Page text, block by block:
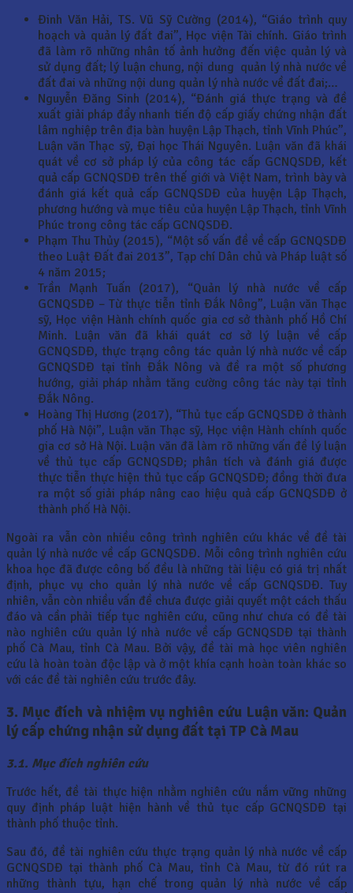
Đinh Văn Hải, TS. Vũ Sỹ Cường (2014), “Giáo trình quy
hoạch và quản lý đất đai”, Học viện Tài chính. Giáo trình
đã làm rõ những nhân tố ảnh hưởng đến việc quản lý và
sử dụng đất; lý luận chung, nội dung quản lý nhà nước về
đất đai và những nội dung quản lý nhà nước về đất đai;…
Nguyễn Đăng Sinh (2014), “Đánh giá thực trạng và đề
xuất giải pháp đẩy nhanh tiến độ cấp giấy chứng nhận đất
lâm nghiệp trên địa bàn huyện Lập Thạch, tỉnh Vĩnh Phúc”,
Luận văn Thạc sỹ, Đại học Thái Nguyên. Luận văn đã khái
quát về cơ sở pháp lý của công tác cấp GCNQSDĐ, kết
quả cấp GCNQSDĐ trên thế giới và Việt Nam, trình bày và
đánh giá kết quả cấp GCNQSDĐ của huyện Lập Thạch,
phương hướng và mục tiêu của huyện Lập Thạch, tỉnh Vĩnh
Phúc trong công tác cấp GCNQSDĐ.
Phạm Thu Thủy (2015), “Một số vấn đề về cấp GCNQSDĐ
theo Luật Đất đai 2013”, Tạp chí Dân chủ và Pháp luật số
4 năm 2015;
Trần Mạnh Tuấn (2017), “Quản lý nhà nước về cấp
GCNQSDĐ – Từ thực tiễn tỉnh Đắk Nông”, Luận văn Thạc
sỹ, Học viện Hành chính quốc gia cơ sở thành phố Hồ Chí
Minh. Luận văn đã khái quát cơ sở lý luận về cấp
GCNQSDĐ, thực trạng công tác quản lý nhà nước về cấp
GCNQSDĐ tại tỉnh Đắk Nông và đề ra một số phương
hướng, giải pháp nhằm tăng cường công tác này tại tỉnh
Đắk Nông.
Hoàng Thị Hương (2017), “Thủ tục cấp GCNQSDĐ ở thành
phố Hà Nội”, Luận văn Thạc sỹ, Học viện Hành chính quốc
gia cơ sở Hà Nội. Luận văn đã làm rõ những vấn đề lý luận
về thủ tục cấp GCNQSDĐ; phân tích và đánh giá được
thực tiễn thực hiện thủ tục cấp GCNQSDĐ; đồng thời đưa
ra một số giải pháp nâng cao hiệu quả cấp GCNQSDĐ ở
thành phố Hà Nội.
Ngoài ra vẫn còn nhiều công trình nghiên cứu khác về đề tài
quản lý nhà nước về cấp GCNQSDĐ. Mỗi công trình nghiên cứu
khoa học đã được công bố đều là những tài liệu có giá trị nhất
định, phục vụ cho quản lý nhà nước về cấp GCNQSDĐ. Tuy
nhiên, vẫn còn nhiều vấn đề chưa được giải quyết một cách thấu
đáo và cần phải tiếp tục nghiên cứu, cũng như chưa có đề tài
nào nghiên cứu quản lý nhà nước về cấp GCNQSDĐ tại thành
phố Cà Mau, tỉnh Cà Mau. Bởi vậy, đề tài mà học viên nghiên
cứu là hoàn toàn độc lập và ở một khía cạnh hoàn toàn khác so
với các đề tài nghiên cứu trước đây.
3. Mục đích và nhiệm vụ nghiên cứu Luận văn: Quản
lý cấp chứng nhận sử dụng đất tại TP Cà Mau
3.1. Mục đích nghiên cứu
Trước hết, đề tài thực hiện nhằm nghiên cứu nắm vững những
quy định pháp luật hiện hành về thủ tục cấp GCNQSDĐ tại
thành phố thuộc tỉnh.
Sau đó, đề tài nghiên cứu thực trạng quản lý nhà nước về cấp
GCNQSDĐ tại thành phố Cà Mau, tỉnh Cà Mau, từ đó rút ra
những thành tựu, hạn chế trong quản lý nhà nước về cấp